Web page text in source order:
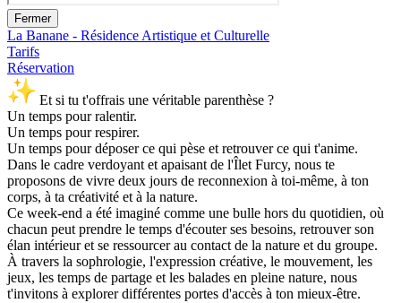
Fermer
La Banane - Résidence Artistique et Culturelle
Tarifs
Réservation
Et si tu t'offrais une véritable parenthèse ?
Un temps pour ralentir.
Un temps pour respirer.
Un temps pour déposer ce qui pèse et retrouver ce qui t'anime.
Dans le cadre verdoyant et apaisant de l'Îlet Furcy, nous te
proposons de vivre deux jours de reconnexion à toi-même, à ton
corps, à ta créativité et à la nature.
Ce week-end a été imaginé comme une bulle hors du quotidien, où
chacun peut prendre le temps d'écouter ses besoins, retrouver son
élan intérieur et se ressourcer au contact de la nature et du groupe.
À travers la sophrologie, l'expression créative, le mouvement, les
jeux, les temps de partage et les balades en pleine nature, nous
t'invitons à explorer différentes portes d'accès à ton mieux-être.